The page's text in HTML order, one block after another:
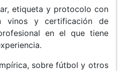
etiqueta y protocolo con
vinos y certificación de
en el que tiene
sobre fútbol y otros